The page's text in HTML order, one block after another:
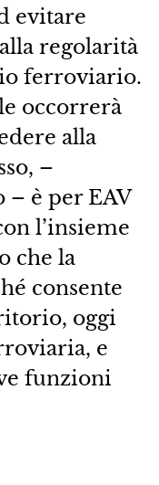
evitare
regolarità
ferroviario.
occorrerà
alla
–
è per EAV
l’insieme
che la
consente
oggi
e
funzioni